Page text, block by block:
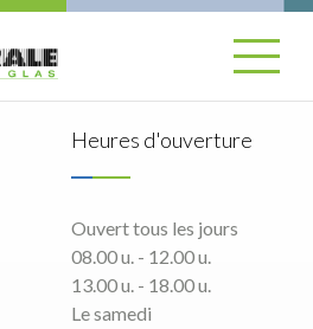
Heures d'ouverture
Ouvert tous les jours
08.00 u. - 12.00 u.
13.00 u. - 18.00 u.
Le samedi